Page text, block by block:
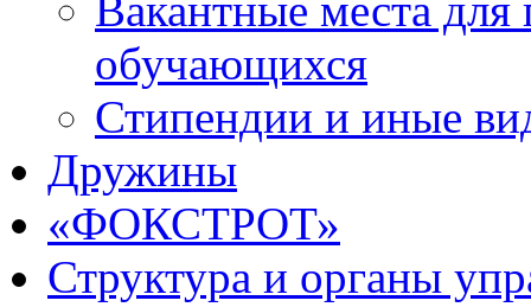
обучающихся
Стипендии и иные
Дружины
«ФОКСТРОТ»
Структура и органы